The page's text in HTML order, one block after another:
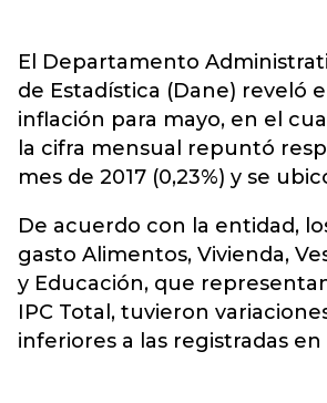
El Departamento
de Estadística (Dane) reveló
inflación para mayo, en el
la cifra mensual repuntó
mes de 2017 (0,23%) y se
De acuerdo con la entidad,
gasto Alimentos, Vivienda,
y Educación, que representan
IPC Total, tuvieron
inferiores a las registradas en